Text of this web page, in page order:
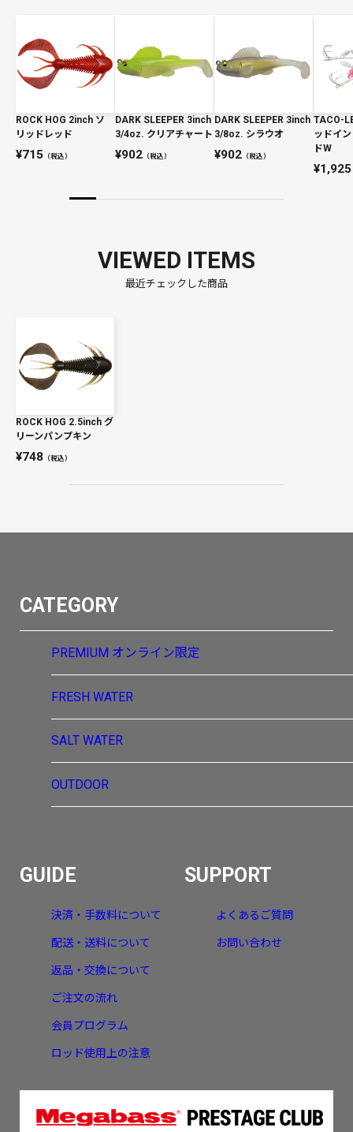
ROCK HOG 2inch ソ
リッドレッド
715 （税込）
DARK SLEEPER 3inch
3/4oz. クリアチャート
902（税込）
DARK SLEEPER 3inch
3/8oz. シラウオ
902（税込）
TACO-
ッドイ
ドW
1,925
VIEWED ITEMS
最近チェックした商品
ROCK HOG 2.5inch グ
リーンパンプキン
748 （税込）
CATEGORY
PREMIUM オンライン限定
FRESH WATER
SALT WATER
OUTDOOR
GUIDE
決済・手数料について
配送・送料について
返品・交換について
ご注文の流れ
会員プログラム
ロッド使用上の注意
SUPPORT
よくあるご質問
お問い合わせ